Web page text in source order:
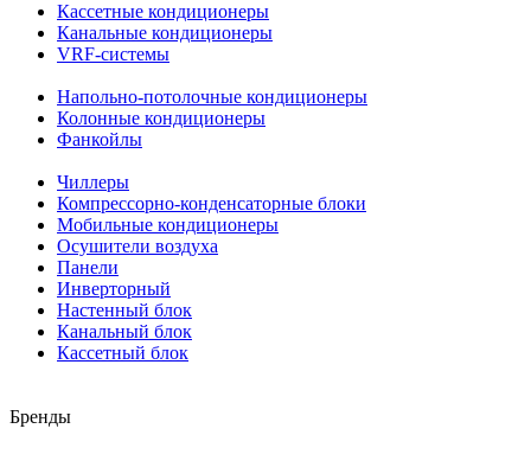
Кассетные кондиционеры
Канальные кондиционеры
VRF-системы
Напольно-потолочные кондиционеры
Колонные кондиционеры
Фанкойлы
Чиллеры
Компрессорно-конденсаторные блоки
Мобильные кондиционеры
Осушители воздуха
Панели
Инверторный
Настенный блок
Канальный блок
Кассетный блок
Бренды